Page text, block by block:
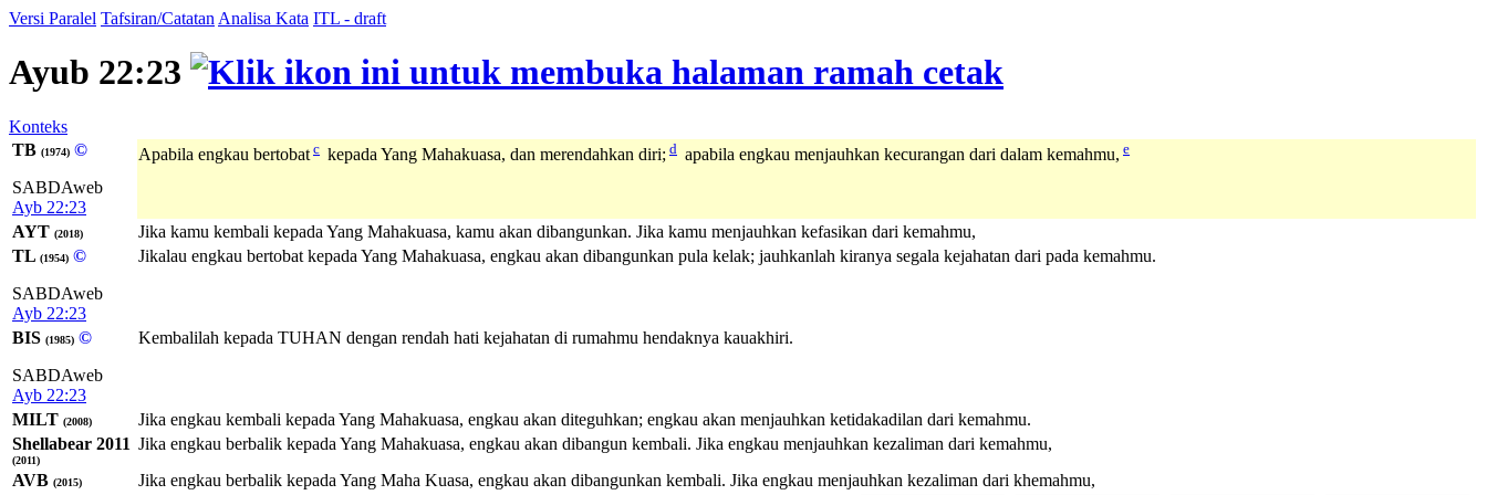
Versi Paralel Tafsiran/Catatan Analisa Kata ITL - draft
Ayub 22:23
Konteks
TB (1974) ©
SABDAweb
Ayb 22:23
Apabila engkau bertobat c kepada Yang Mahakuasa, dan merendahkan diri; d apabila engkau menjauhkan kecurangan dari dalam kemahmu, e
AYT (2018)
Jika kamu kembali kepada Yang Mahakuasa, kamu akan dibangunkan. Jika kamu menjauhkan kefasikan dari kemahmu,
TL (1954) ©
SABDAweb
Ayb 22:23
Jikalau engkau bertobat kepada Yang Mahakuasa, engkau akan dibangunkan pula kelak; jauhkanlah kiranya segala kejahatan dari pada kemahmu.
BIS (1985) ©
SABDAweb
Ayb 22:23
Kembalilah kepada TUHAN dengan rendah hati kejahatan di rumahmu hendaknya kauakhiri.
MILT (2008)
Jika engkau kembali kepada Yang Mahakuasa, engkau akan diteguhkan; engkau akan menjauhkan ketidakadilan dari kemahmu.
Shellabear 2011
(2011)
Jika engkau berbalik kepada Yang Mahakuasa, engkau akan dibangun kembali. Jika engkau menjauhkan kezaliman dari kemahmu,
AVB (2015) Jika engkau berbalik kepada Yang Maha Kuasa, engkau akan dibangunkan kembali. Jika engkau menjauhkan kezaliman dari khemahmu,